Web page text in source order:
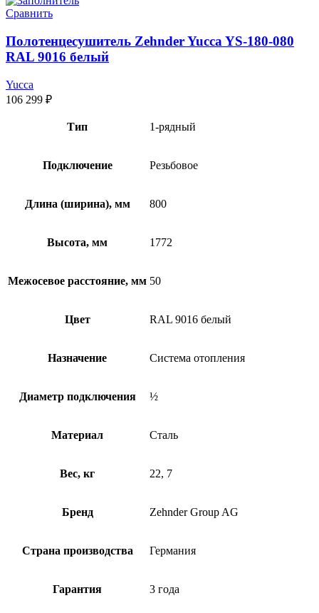
Сравнить
Полотенцесушитель Zehnder Yucca YS-180-080
RAL 9016 белый
Yucca
106 299 ₽
Тип 1-рядный
Подключение Резьбовое
Длина (ширина), мм 800
Высота, мм 1772
Межосевое расстояние, мм 50
Цвет RAL 9016 белый
Назначение Система отопления
Диаметр подключения ½
Материал Сталь
Вес, кг 22, 7
Бренд Zehnder Group AG
Страна производства Германия
Гарантия 3 года